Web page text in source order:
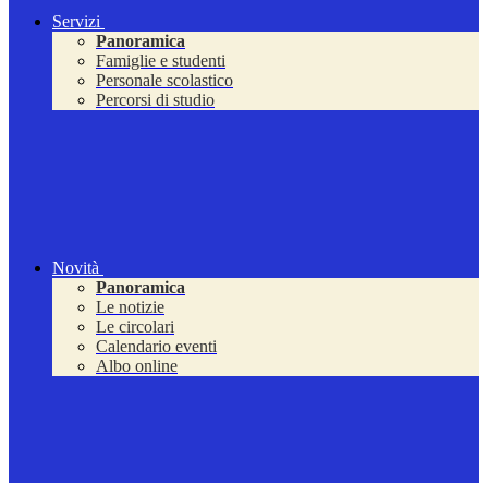
Servizi
Panoramica
Famiglie e studenti
Personale scolastico
Percorsi di studio
Novità
Panoramica
Le notizie
Le circolari
Calendario eventi
Albo online